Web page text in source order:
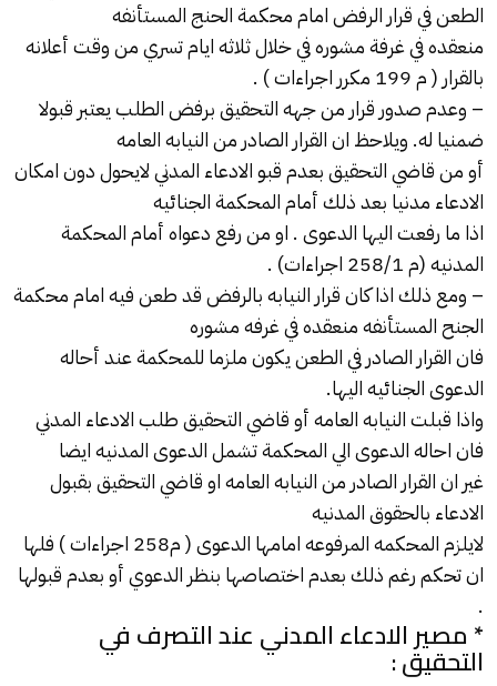
الطعن في قرار الرفض امام محكمة الحنج المستأنفه
منعقده في غرفة مشوره في خلال ثلاثه ايام تسري من وقت أعلانه
بالقرار ( م 199 مكرر اجراءات ) .
– وعدم صدور قرار من جهه التحقيق برفض الطلب يعتبر قبولا
ضمنيا له. ويلاحظ ان القرار الصادر من النيابه العامه
أو من قاضي التحقيق بعدم قبو الادعاء المدني لايحول دون امكان
الادعاء مدنيا بعد ذلك أمام المحكمة الجنائيه
اذا ما رفعت اليها الدعوى . او من رفع دعواه أمام المحكمة
المدنيه (م 258/1 اجراءات) .
– ومع ذلك اذا كان قرار النيابه بالرفض قد طعن فيه امام محكمة
الجنح المستأنفه منعقده في غرفه مشوره
فان القرار الصادر في الطعن يكون ملزما للمحكمة عند أحاله
الدعوى الجنائيه اليها.
واذا قبلت النيابه العامه أو قاضي التحقيق طلب الادعاء المدني
فان احاله الدعوى الي المحكمة تشمل الدعوى المدنيه ايضا
غير ان القرار الصادر من النيابه العامه او قاضي التحقيق بقبول
الادعاء بالحقوق المدنيه
لايلزم المحكمه المرفوعه امامها الدعوى ( م258 اجراءات ) فلها
ان تحكم رغم ذلك بعدم اختصاصها بنظر الدعوي أو بعدم قبولها
.
* مصير الادعاء المدني عند التصرف في
التحقيق :